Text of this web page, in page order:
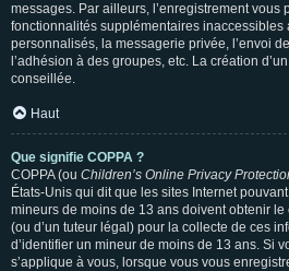
messages. Par ailleurs, l’enregistrement vous
fonctionnalités supplémentaires inaccessibles
personnalisés, la messagerie privée, l’envoi
l’adhésion à des groupes, etc. La création
conseillée.
Haut
Que signifie COPPA ?
COPPA (ou Children’s Online Privacy
États-Unis qui dit que les sites Internet
mineurs de moins de 13 ans doivent obtenir
(ou d’un tuteur légal) pour la collecte de ces
d’identifier un mineur de moins de 13 ans. Si
s’applique à vous, lorsque vous vous